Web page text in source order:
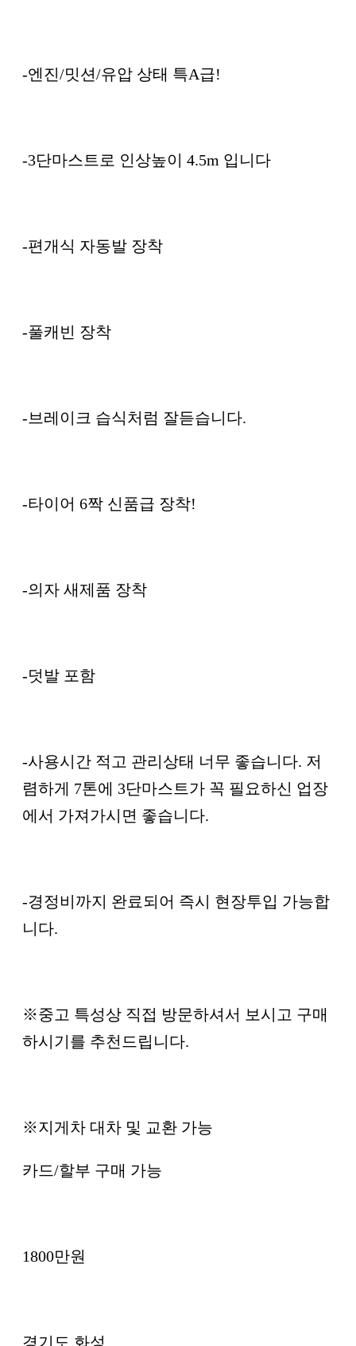
-엔진/밋션/유압 상태 특A급!
-3단마스트로 인상높이 4.5m 입니다
-편개식 자동발 장착
-풀캐빈 장착
-브레이크 습식처럼 잘듣습니다.
-타이어 6짝 신품급 장착!
-의자 새제품 장착
-덧발 포함
-사용시간 적고 관리상태 너무 좋습니다. 저
렴하게 7톤에 3단마스트가 꼭 필요하신 업장
에서 가져가시면 좋습니다.
-경정비까지 완료되어 즉시 현장투입 가능합
니다.
※중고 특성상 직접 방문하셔서 보시고 구매
하시기를 추천드립니다.
※지게차 대차 및 교환 가능
카드/할부 구매 가능
1800만원
경기도 화성